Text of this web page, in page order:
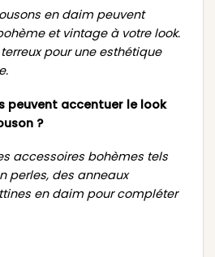
en daim peuvent
et vintage à votre look.
pour une esthétique
peuvent accentuer le look
?
accessoires bohèmes tels
perles, des anneaux
en daim pour compléter